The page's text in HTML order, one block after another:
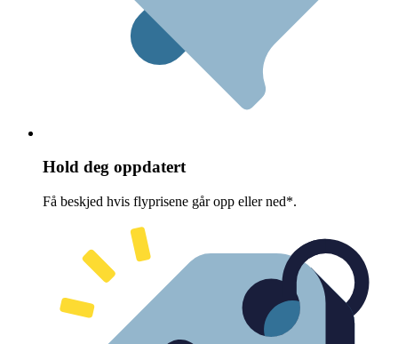
Hold deg oppdatert
Få beskjed hvis flyprisene går opp eller ned*.